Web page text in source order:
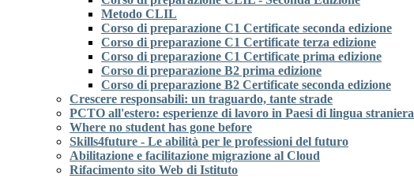
Metodo CLIL
Corso di preparazione C1 Certificate seconda edizione
Corso di preparazione C1 Certificate terza edizione
Corso di preparazione C1 Certificate prima edizione
Corso di preparazione B2 prima edizione
Corso di preparazione B2 Certificate seconda edizione
Crescere responsabili: un traguardo, tante strade
PCTO all'estero: esperienze di lavoro in Paesi di lingua straniera
Where no student has gone before
Skills4future - Le abilità per le professioni del futuro
Abilitazione e facilitazione migrazione al Cloud
Rifacimento sito Web di Istituto